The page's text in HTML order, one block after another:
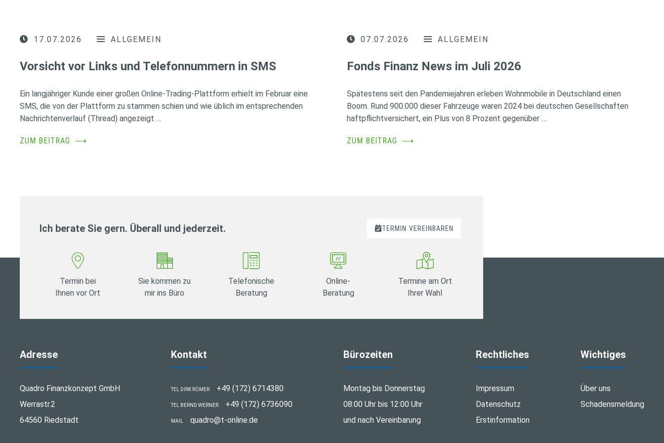
17.07.2026 ALLGEMEIN
Vorsicht vor Links und Telefonnummern in SMS
Ein langjähriger Kunde einer großen Online-Trading-Plattform erhielt im Februar eine
SMS, die von der Plattform zu stammen schien und wie üblich im entsprechenden
Nachrichtenverlauf (Thread) angezeigt …
ZUM BEITRAG ⟶
07.07.2026 ALLGEMEIN
Fonds Finanz News im Juli 2026
Spätestens seit den Pandemiejahren erleben Wohnmobile in Deutschland einen
Boom. Rund 900.000 dieser Fahrzeuge waren 2024 bei deutschen Gesellschaften
haftpflichtversichert, ein Plus von 8 Prozent gegenüber …
ZUM BEITRAG ⟶
Ich berate Sie gern. Überall und jederzeit. TERMIN VEREINBAREN
Termin bei
Ihnen vor Ort
Sie kommen zu
mir ins Büro
Telefonische
Beratung
Online-
Beratung
Termine am Ort
Ihrer Wahl
Adresse
Quadro Finanzkonzept GmbH
Werrastr.2
64560 Riedstadt
Kontakt
TEL DIRK RÖMER +49 (172) 6714380
TEL BERND WERNER +49 (172) 6736090
MAIL quadro@t-online.de
Bürozeiten
Montag bis Donnerstag
08:00 Uhr bis 12:00 Uhr
und nach Vereinbarung
Rechtliches
Impressum
Datenschutz
Erstinformation
Wichtiges
Über uns
Schadensmeldung